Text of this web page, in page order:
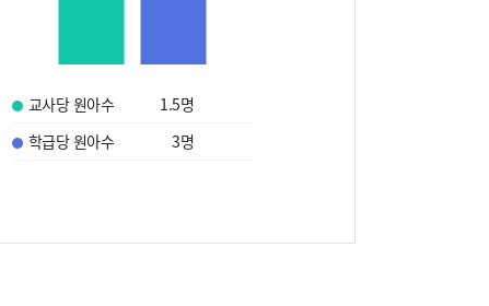
교사당 원아수 1.5명
학급당 원아수
3명